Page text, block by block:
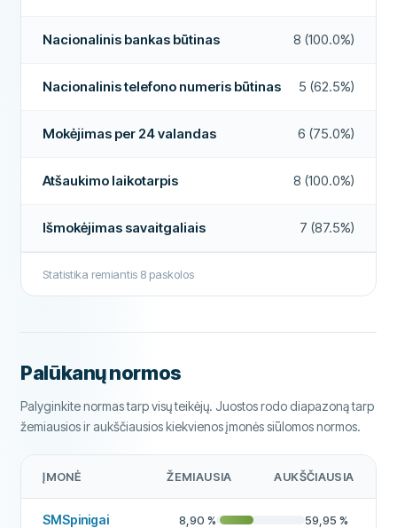
Galimas bendraskolis Taip
Išmokėjimas savaitgalį Ne
Paskolos pratęsimai Taip
Mokėjimas per 24 valandas Ne
Paskolos brokeris Ne
Paskola be palūkanų
Mokėjimo valandos 07:00 - 22:00
Nacionalinis bankas būtinas 8 (100.0%)
Nacionalinis telefono numeris būtinas 5 (62.5%)
Mokėjimas per 24 valandas 6 (75.0%)
Atšaukimo laikotarpis 8 (100.0%)
Išmokėjimas savaitgaliais 7 (87.5%)
Statistika remiantis 8 paskolos
ĮMONĖ ŽEMIAUSIA AUKŠČIAUSIA
SMSpinigai 8,90 % 59,95 %
Palūkanų normos
Palyginkite normas tarp visų teikėjų. Juostos rodo diapazoną tarp
žemiausios ir aukščiausios kiekvienos įmonės siūlomos normos.